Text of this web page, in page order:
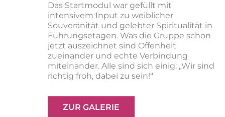
Das Startmodul war gefüllt mit
intensivem Input zu weiblicher
Souveränität und gelebter Spiritualität in
Führungsetagen. Was die Gruppe schon
jetzt auszeichnet sind Offenheit
zueinander und echte Verbindung
miteinander. Alle sind sich einig: „Wir sind
richtig froh, dabei zu sein!“
ZUR GALERIE